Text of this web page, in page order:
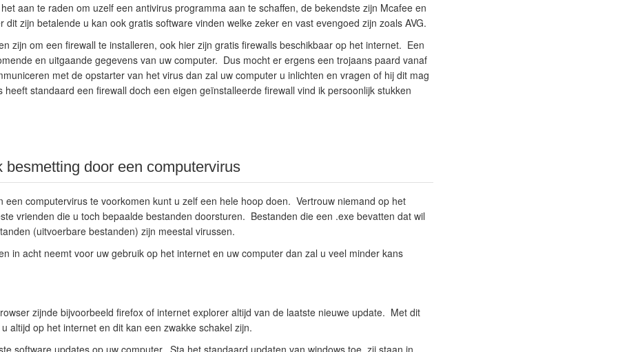
aan te raden om uzelf een antivirus programma aan te schaffen, de bekendste zijn Mcafee en
zijn betalende u kan ook gratis software vinden welke zeker en vast evengoed zijn zoals AVG.
zijn om een firewall te installeren, ook hier zijn gratis firewalls beschikbaar op het internet. Een
en uitgaande gegevens van uw computer. Dus mocht er ergens een trojaans paard vanaf
met de opstarter van het virus dan zal uw computer u inlichten en vragen of hij dit mag
standaard een firewall doch een eigen geïnstalleerde firewall vind ik persoonlijk stukken
besmetting door een computervirus
een computervirus te voorkomen kunt u zelf een hele hoop doen. Vertrouw niemand op het
vrienden die u toch bepaalde bestanden doorsturen. Bestanden die een .exe bevatten dat wil
(uitvoerbare bestanden) zijn meestal virussen.
in acht neemt voor uw gebruik op het internet en uw computer dan zal u veel minder kans
zijnde bijvoorbeeld firefox of internet explorer altijd van de laatste nieuwe update. Met dit
altijd op het internet en dit kan een zwakke schakel zijn.
software updates op uw computer. Sta het standaard updaten van windows toe, zij staan in